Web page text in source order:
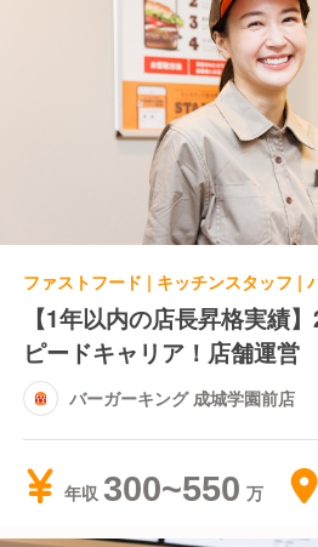
【1年以内の店長昇格実績
ピードキャリア！店舗運営
バーガーキング 成城学園前店
年収 300~550